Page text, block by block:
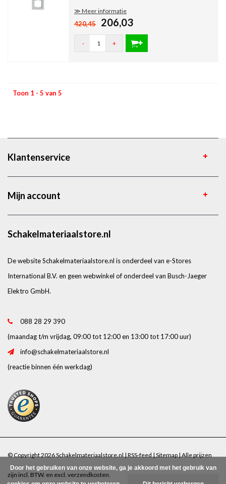
≫ Meer informatie
420,45 206,03
- +
Toon 1 - 5 van 5
Klantenservice
Mijn account
Schakelmateriaalstore.nl
De website Schakelmateriaalstore.nl is onderdeel van e-Stores
International B.V. en geen webwinkel of onderdeel van Busch-Jaeger
Elektro GmbH.
088 28 29 390
(maandag t/m vrijdag, 09:00 tot 12:00 en 13:00 tot 17:00 uur)
info@schakelmateriaalstore.nl
(reactie binnen één werkdag)
© Copyright 2026 Schakelmateriaalstore.nl |RSS-feed|Sitemap| Alle prijzen
zijn incl. BTW. en excl. verzendkosten.
Door het gebruiken van onze website, ga je akkoord met het gebruik van